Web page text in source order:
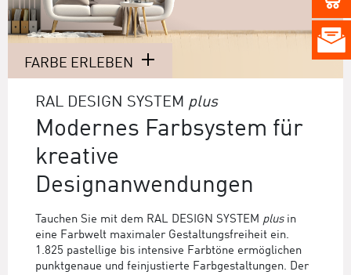
FARBE ERLEBEN
RAL DESIGN SYSTEM plus
Modernes Farbsystem für
kreative
Designanwendungen
Tauchen Sie mit dem RAL DESIGN SYSTEM plusin
eine Farbwelt maximaler Gestaltungsfreiheit ein.
1.825 pastellige bis intensive Farbtöne ermöglichen
punktgenaue und feinjustierte Farbgestaltungen. Der